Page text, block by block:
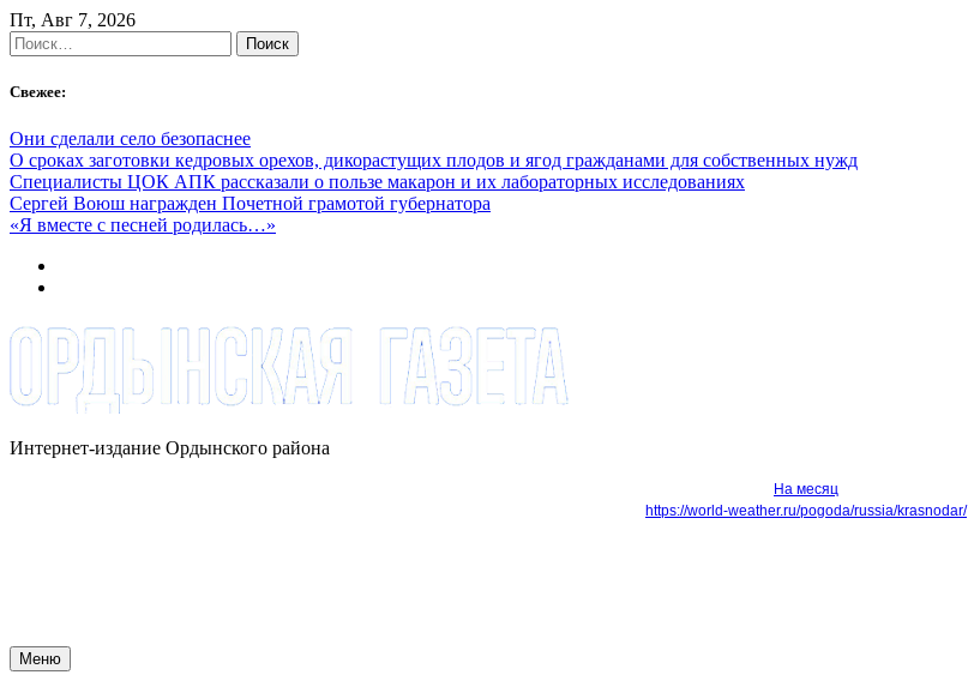
Skip
to
content
Пт, Авг 7, 2026
Найти:
Свежее:
Они сделали село безопаснее
О сроках заготовки кедровых орехов, дикорастущих плодов и ягод гражданами для собственных нужд
Специалисты ЦОК АПК рассказали о пользе макарон и их лабораторных исследованиях
Сергей Воюш награжден Почетной грамотой губернатора
«Я вместе с песней родилась…»
Интернет-издание Ордынского района
На месяц
https://world-weather.ru/pogoda/russia/krasnodar/
Меню